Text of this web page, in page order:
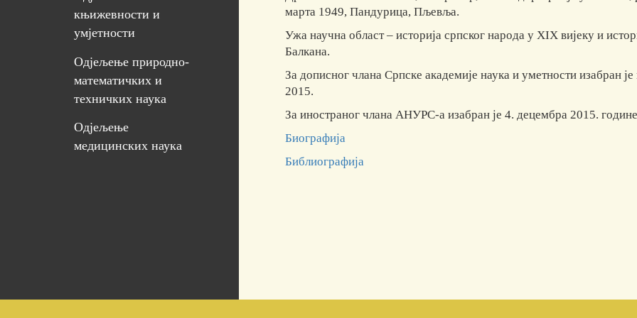
књижевности и
умјетности
Одјељење природно-
математичких и
техничких наука
Одјељење
медицинских наука
марта 1949, Пандурица, Пљевља.
Ужа научна област – историја српског народа у XIX вијеку и
Балкана.
За дописног члана Српске академије наука и уметности изабран
2015.
За иностраног члана АНУРС-а изабран је 4. децембра 2015.
Биографија
Библиографија